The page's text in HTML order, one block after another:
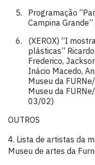
Programação
Campina
(XEROX) “I
plásticas”
Frederico,
Inácio Macedo,
Museu da
Museu da
03/02)
OUTROS
4. Lista de artistas da
Museu de artes da